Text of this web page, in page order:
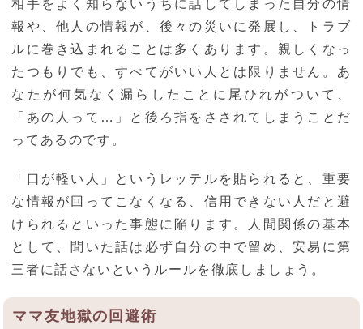
相手をよく知らないうちに話してしまった自分の情
報や、他人の情報が、後々の災いに発展し、トラブ
ルに巻き込まれることは多くあります。親しくなっ
たつもりでも、すべてがいい人とは限りません。あ
なたが何気なく漏らしたことに尾ひれがついて、
「あの人って…」と後ろ指をさされてしまうことだ
ってあるのです。
「口が軽い人」というレッテルを貼られると、重要
な情報が回ってこなくなる、信用できない人だと避
けられるといった事態に陥ります。人間関係の基本
として、聞いた話は必ず自分の中で留め、安易に第
三者に話さないというルールを徹底しましょう。
ママ友地獄の回避術